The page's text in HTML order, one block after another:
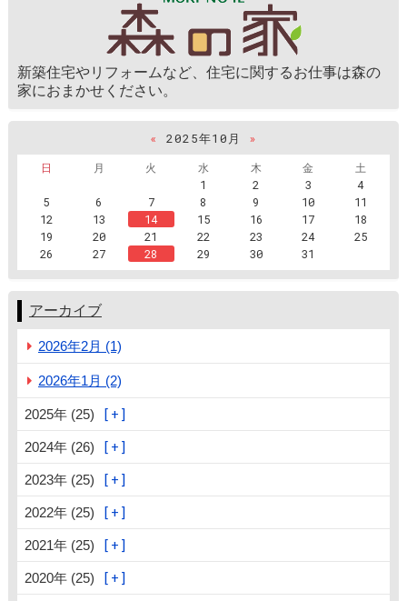
新築住宅やリフォームなど、住宅に関するお仕事は森の
家におまかせください。
« 2025年10月
»
日
月 火 水 木 金
土
1
2 3
4
5
6 7 8 9 10
11
12
13 14 15 16 17
18
19
20 21 22 23 24
25
26
27 28 29 30 31
アーカイブ
2026年2月 (1)
2026年1月 (2)
2025年 (25)
2024年 (26)
2023年 (25)
2022年 (25)
2021年 (25)
2020年 (25)